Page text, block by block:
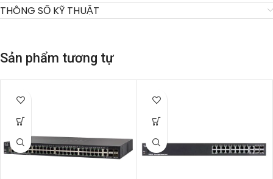
THÔNG SỐ KỸ THUẬT
Sản phẩm tương tự